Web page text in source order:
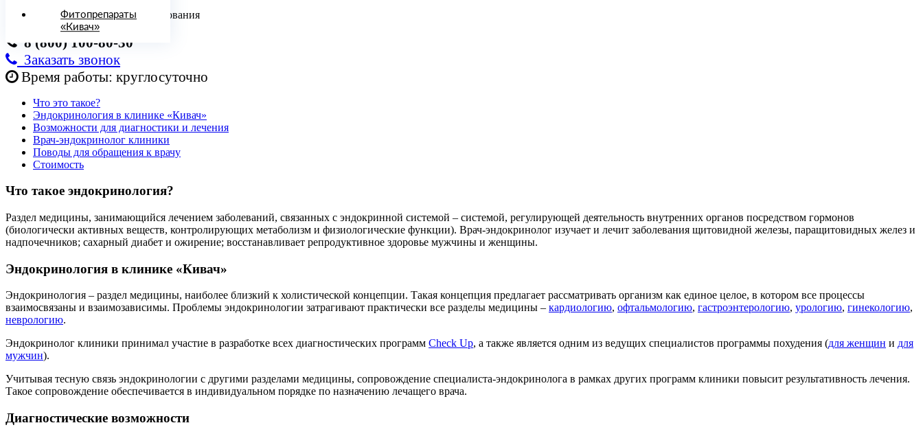
Фитопрепараты
«Кивач»
Консультация врача, отдел бронирования
8 (800) 100-80-30
Заказать звонок
Время работы: круглосуточно
Что это такое?
Эндокринология в клинике «Кивач»
Возможности для диагностики и лечения
Врач-эндокринолог клиники
Поводы для обращения к врачу
Стоимость
Что такое эндокринология?
Раздел медицины, занимающийся лечением заболеваний, связанных с эндокринной системой – системой, регулирующей деятельность внутренних органов посредством гормонов
(биологически активных веществ, контролирующих метаболизм и физиологические функции). Врач-эндокринолог изучает и лечит заболевания щитовидной железы, паращитовидных желез и
надпочечников; сахарный диабет и ожирение; восстанавливает репродуктивное здоровье мужчины и женщины.
Эндокринология в клинике «Кивач»
Эндокринология – раздел медицины, наиболее близкий к холистической концепции. Такая концепция предлагает рассматривать организм как единое целое, в котором все процессы
взаимосвязаны и взаимозависимы. Проблемы эндокринологии затрагивают практически все разделы медицины – кардиологию, офтальмологию, гастроэнтерологию, урологию, гинекологию,
неврологию.
Эндокринолог клиники принимал участие в разработке всех диагностических программ Check Up, а также является одним из ведущих специалистов программы похудения (для женщин и для
мужчин).
Учитывая тесную связь эндокринологии с другими разделами медицины, сопровождение специалиста-эндокринолога в рамках других программ клиники повысит результативность лечения.
Такое сопровождение обеспечивается в индивидуальном порядке по назначению лечащего врача.
Диагностические возможности